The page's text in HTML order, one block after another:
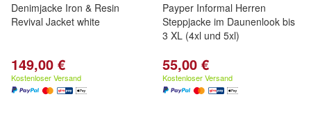
Denimjacke Iron & Resin
Revival Jacket white
149,00 €
Kostenloser Versand
Payper Informal Herren
Steppjacke im Daunenlook bis
3 XL (4xl und 5xl)
55,00 €
Kostenloser Versand